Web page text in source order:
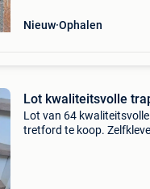
Nieuw Ophalen
Lot kwaliteitsvolle
Lot van 64
tretford te koop.